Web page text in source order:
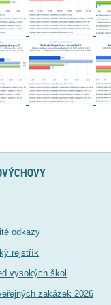
odkazy
rejstřík
vysokých škol
zakázek 2026